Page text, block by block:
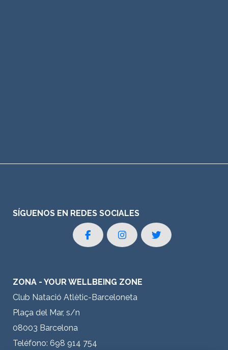
SÍGUENOS EN REDES SOCIALES
ZONA - YOUR WELLBEING ZONE
Club Natació Atlètic-Barceloneta
Plaça del Mar, s/n
08003 Barcelona
Teléfono: 698 914 754